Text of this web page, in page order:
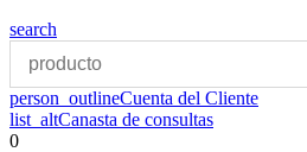
search
person_outlineCuenta del Cliente
list_altCanasta de consultas
0